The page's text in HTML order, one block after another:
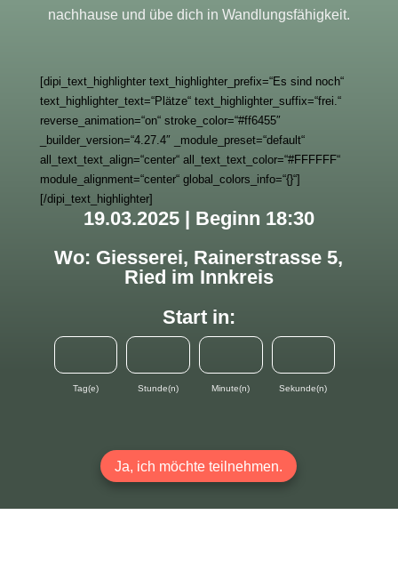
nachhause und übe dich in Wandlungsfähigkeit.
[dipi_text_highlighter text_highlighter_prefix=“Es sind noch“
text_highlighter_text=“Plätze“ text_highlighter_suffix=“frei.“
reverse_animation=“on“ stroke_color=“#ff6455″
_builder_version=“4.27.4″ _module_preset=“default“
all_text_text_align=“center“ all_text_text_color=“#FFFFFF“
module_alignment=“center“ global_colors_info=“{}“]
[/dipi_text_highlighter]
19.03.2025 | Beginn 18:30
Wo: Giesserei, Rainerstrasse 5,
Ried im Innkreis
Start in:
Tag(e) Stunde(n) Minute(n) Sekunde(n)
Ja, ich möchte teilnehmen.